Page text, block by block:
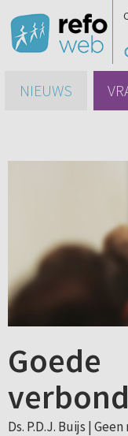
NIEUWS
Goede
Ds. P.D.J. Buijs | Geen